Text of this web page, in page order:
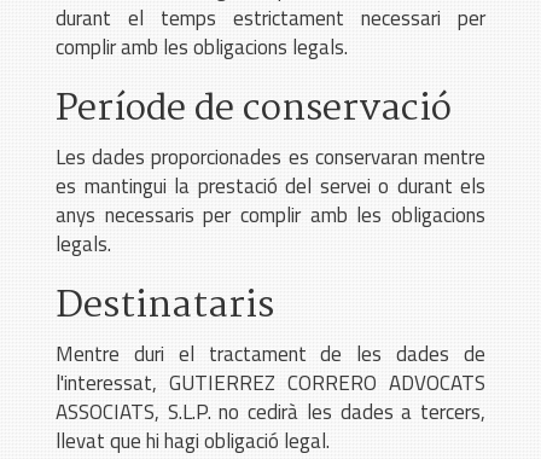
durant el temps estrictament necessari per
complir amb les obligacions legals.
Període de conservació
Les dades proporcionades es conservaran mentre
es mantingui la prestació del servei o durant els
anys necessaris per complir amb les obligacions
legals.
Destinataris
Mentre duri el tractament de les dades de
l'interessat, GUTIERREZ CORRERO ADVOCATS
ASSOCIATS, S.L.P. no cedirà les dades a tercers,
llevat que hi hagi obligació legal.